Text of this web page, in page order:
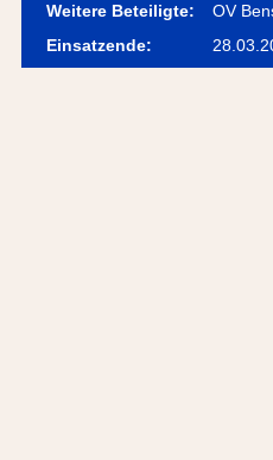
Weitere Beteiligte:
OV
Einsatzende: